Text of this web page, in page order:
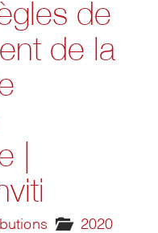
de
de la
|
2020